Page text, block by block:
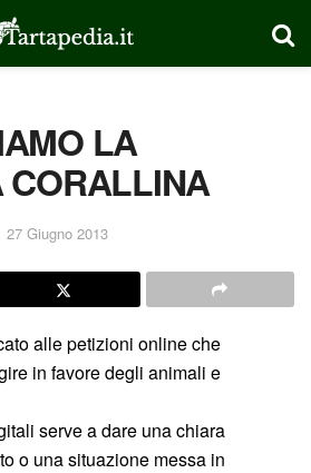
LA
CORALLINA
27 Giugno 2013
alle petizioni online che
in favore degli animali e
serve a dare una chiara
o una situazione messa in